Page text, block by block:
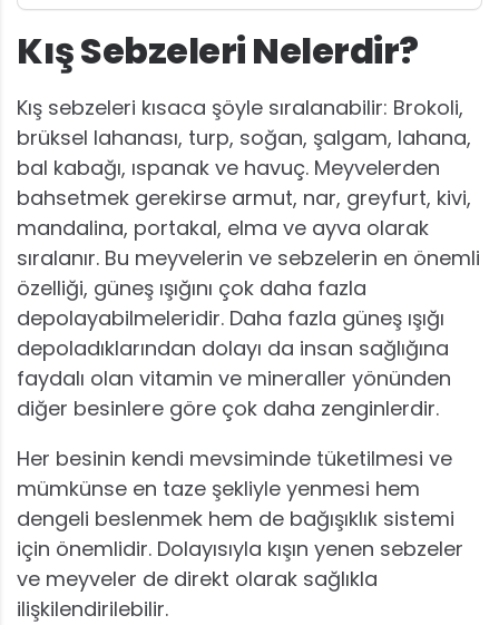
Kış Sebzeleri Nelerdir?
Kış sebzeleri kısaca şöyle sıralanabilir: Brokoli,
brüksel lahanası, turp, soğan, şalgam, lahana,
bal kabağı, ıspanak ve havuç. Meyvelerden
bahsetmek gerekirse armut, nar, greyfurt, kivi,
mandalina, portakal, elma ve ayva olarak
sıralanır. Bu meyvelerin ve sebzelerin en önemli
özelliği, güneş ışığını çok daha fazla
depolayabilmeleridir. Daha fazla güneş ışığı
depoladıklarından dolayı da insan sağlığına
faydalı olan vitamin ve mineraller yönünden
diğer besinlere göre çok daha zenginlerdir.
Her besinin kendi mevsiminde tüketilmesi ve
mümkünse en taze şekliyle yenmesi hem
dengeli beslenmek hem de bağışıklık sistemi
için önemlidir. Dolayısıyla kışın yenen sebzeler
ve meyveler de direkt olarak sağlıkla
ilişkilendirilebilir.